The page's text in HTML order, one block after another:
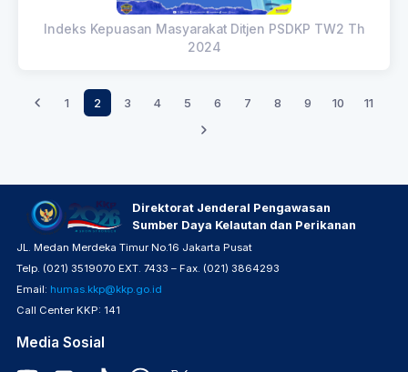
Indeks Kepuasan Masyarakat Ditjen PSDKP TW2 Th
2024
1 2 3 4 5 6 7 8 9 10 11
Direktorat Jenderal Pengawasan
Sumber Daya Kelautan dan Perikanan
JL. Medan Merdeka Timur No.16 Jakarta Pusat
Telp. (021) 3519070 EXT. 7433 – Fax. (021) 3864293
Email: humas.kkp@kkp.go.id
Call Center KKP: 141
Media Sosial